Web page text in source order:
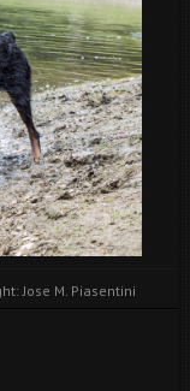
Jose M. Piasentini